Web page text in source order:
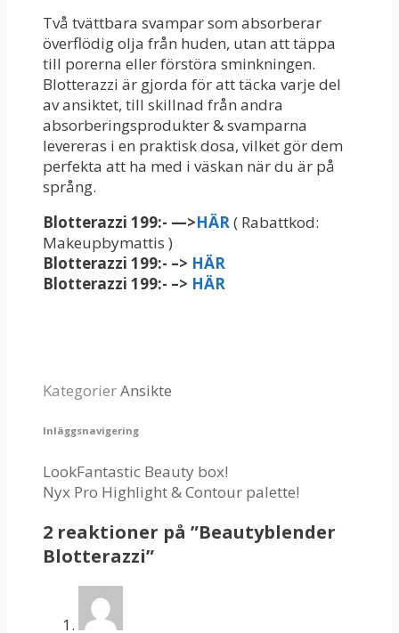
Två tvättbara svampar som absorberar
överflödig olja från huden, utan att täppa
till porerna eller förstöra sminkningen.
Blotterazzi är gjorda för att täcka varje del
av ansiktet, till skillnad från andra
absorberingsprodukter & svamparna
levereras i en praktisk dosa, vilket gör dem
perfekta att ha med i väskan när du är på
språng.
Blotterazzi 199:- —>HÄR( Rabattkod:
Makeupbymattis )
Blotterazzi 199:- –> HÄR
Blotterazzi 199:- –> HÄR
KategorierAnsikte
Inläggsnavigering
LookFantastic Beauty box!
Nyx Pro Highlight & Contour palette!
2 reaktioner på ”Beautyblender
Blotterazzi”